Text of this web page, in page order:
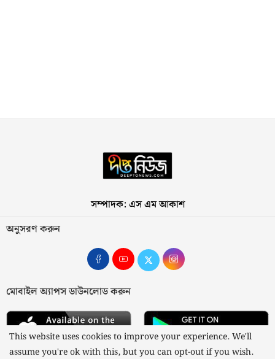
সম্পাদক: এস এম আকাশ
অনুসরণ করুন
মোবাইল অ্যাপস ডাউনলোড করুন
This website uses cookies to improve your experience. We'll
assume you're ok with this, but you can opt-out if you wish.